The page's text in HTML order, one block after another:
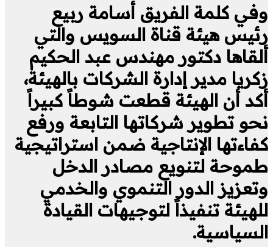
وفي كلمة الفريق أسامة ربيع
رئيس هيئة قناة السويس والتي
ألقاها دكتور مهندس عبد الحكيم
زكريا مدير إدارة الشركات بالهيئة،
أكد أن الهيئة قطعت شوطاً كبيراً
نحو تطوير شركاتها التابعة ورفع
كفاءتها الإنتاجية ضمن استراتيجية
طموحة لتنويع مصادر الدخل
وتعزيز الدور التنموي والخدمي
للهيئة تنفيذاً لتوجيهات القيادة
السياسية.